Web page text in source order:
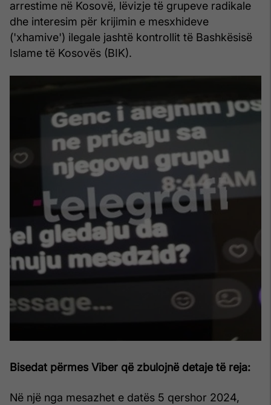
arrestime në Kosovë, lëvizje të grupeve radikale
dhe interesim për krijimin e mesxhideve
('xhamive') ilegale jashtë kontrollit të Bashkësisë
Islame të Kosovës (BIK).
Bisedat përmes Viber që zbulojnë detaje të reja:
Në një nga mesazhet e datës 5 qershor 2024,